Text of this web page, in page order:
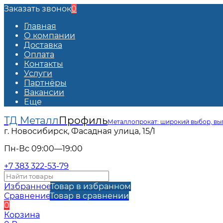
Заказать звонок0
Главная
О компании
Доставка
Оплата
Контакты
Услуги
Партнёры
Вакансии
Еще
ТД МеталлПрофильМеталлопрокат: широкий выбор,
г. Новосибирск, Фасадная улица, 15/1
Пн-Вс 09:00—19:00
+7 383 322-53-79
ИзбранноеТовар в избранном
СравнениеТовар в сравнении
0
Корзина